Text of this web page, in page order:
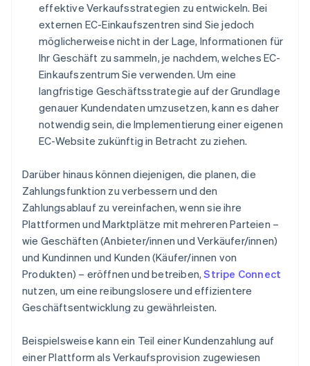
effektive Verkaufsstrategien zu entwickeln. Bei
externen EC-Einkaufszentren sind Sie jedoch
möglicherweise nicht in der Lage, Informationen für
Ihr Geschäft zu sammeln, je nachdem, welches EC-
Einkaufszentrum Sie verwenden. Um eine
langfristige Geschäftsstrategie auf der Grundlage
genauer Kundendaten umzusetzen, kann es daher
notwendig sein, die Implementierung einer eigenen
EC-Website zukünftig in Betracht zu ziehen.
Darüber hinaus können diejenigen, die planen, die
Zahlungsfunktion zu verbessern und den
Zahlungsablauf zu vereinfachen, wenn sie ihre
Plattformen und Marktplätze mit mehreren Parteien –
wie Geschäften (Anbieter/innen und Verkäufer/innen)
und Kundinnen und Kunden (Käufer/innen von
Produkten) – eröffnen und betreiben,Stripe Connect
nutzen, um eine reibungslosere und effizientere
Geschäftsentwicklung zu gewährleisten.
Beispielsweise kann ein Teil einer Kundenzahlung auf
einer Plattform als Verkaufsprovision zugewiesen